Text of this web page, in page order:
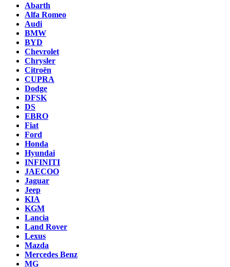
Abarth
Alfa Romeo
Audi
BMW
BYD
Chevrolet
Chrysler
Citroën
CUPRA
Dodge
DFSK
DS
EBRO
Fiat
Ford
Honda
Hyundai
INFINITI
JAECOO
Jaguar
Jeep
KIA
KGM
Lancia
Land Rover
Lexus
Mazda
Mercedes Benz
MG